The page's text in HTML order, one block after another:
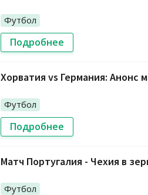
Футбол
Подробнее
Хорватия vs Германия: Анонс
Футбол
Подробнее
Матч Португалия - Чехия в
Футбол